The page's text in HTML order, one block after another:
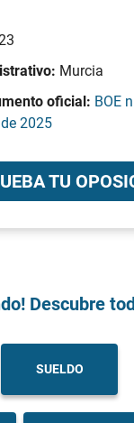
Murcia
oficial: BOE
2025
TU
Descubre
SUELDO